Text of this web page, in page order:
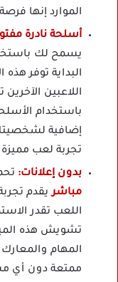
الموارد إنها
أسلحة نادرة
يسمح لك
البداية توفر
اللاعبين
باستخدام
إضافية
تجربة لعب
بدون إعلانات:
مباشريقدم
اللعب تقدر
تشويش هذه
المهام
ممتعة دون أي